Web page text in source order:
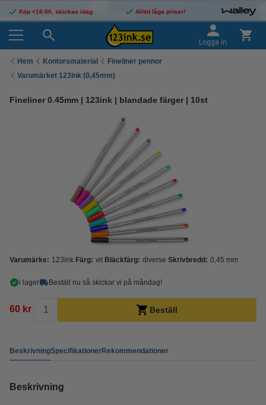
Köp <16:00, skickas idag Alltid låga priser!
Logga in
Hem Kontorsmaterial
Fineliner pennor
Varumärket 123ink (0,45mm)
Fineliner 0.45mm | 123ink | blandade färger | 10st
Varumärke: 123ink Färg: vit Bläckfärg: diverse Skrivbredd: 0,45 mm
i lager Beställ nu så skickar vi på måndag!
60 kr Beställ
BeskrivningSpecifikationerRekommendationer
Beskrivning